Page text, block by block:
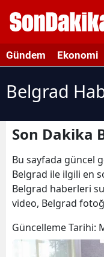
Gündem Ekonomi
Belgrad
Son Dakika
Bu sayfada güncel
Belgrad ile ilgili en
Belgrad haberleri
video, Belgrad
Güncelleme Tarihi: